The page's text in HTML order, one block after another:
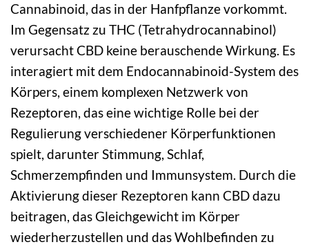
Cannabinoid, das in der Hanfpflanze vorkommt.
Im Gegensatz zu THC (Tetrahydrocannabinol)
verursacht CBD keine berauschende Wirkung. Es
interagiert mit dem Endocannabinoid-System des
Körpers, einem komplexen Netzwerk von
Rezeptoren, das eine wichtige Rolle bei der
Regulierung verschiedener Körperfunktionen
spielt, darunter Stimmung, Schlaf,
Schmerzempfinden und Immunsystem. Durch die
Aktivierung dieser Rezeptoren kann CBD dazu
beitragen, das Gleichgewicht im Körper
wiederherzustellen und das Wohlbefinden zu